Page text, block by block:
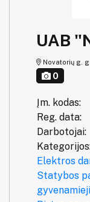
UAB
Novatorių g. g.
0
Įm. kodas:
Reg. data:
Darbotojai:
Elektros
Statybos